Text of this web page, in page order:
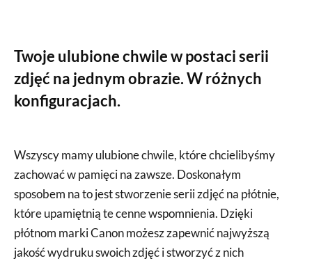
Twoje ulubione chwile w postaci serii
zdjęć na jednym obrazie. W różnych
konfiguracjach.
Wszyscy mamy ulubione chwile, które chcielibyśmy
zachować w pamięci na zawsze. Doskonałym
sposobem na to jest stworzenie serii zdjęć na płótnie,
które upamiętnią te cenne wspomnienia. Dzięki
płótnom marki Canon możesz zapewnić najwyższą
jakość wydruku swoich zdjęć i stworzyć z nich